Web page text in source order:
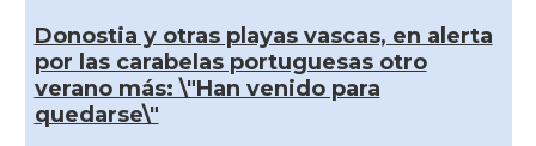
Donostia y otras playas vascas, en alerta
por las carabelas portuguesas otro
verano más: \"Han venido para
quedarse\"